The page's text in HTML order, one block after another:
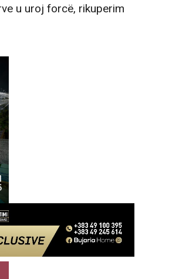
u uroj forcë, rikuperim